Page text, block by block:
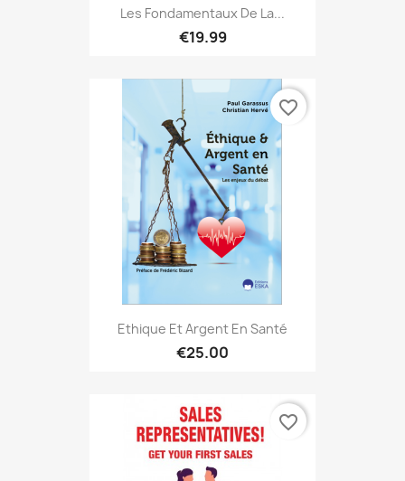
Les Fondamentaux De La...
€19.99
Ethique Et Argent En Santé
€25.00
favorite_border
favorite_border